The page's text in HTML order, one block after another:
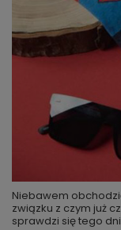
Niebawem
związku z czym już
sprawdzi się tego